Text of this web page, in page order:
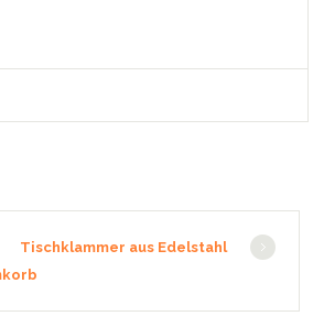
Tischklammer aus Edelstahl